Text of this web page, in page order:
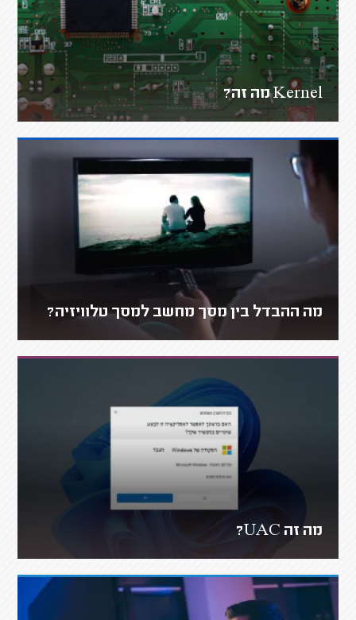
Kernel מה זה?
מה ההבדל בין מסך מחשב למסך טלוויזיה?
מה זה UAC?